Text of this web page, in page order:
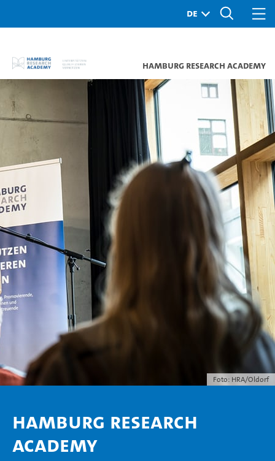
Hamburg Research Academy
Hamburg Research
Academy
Foto: HRA/Oldorf